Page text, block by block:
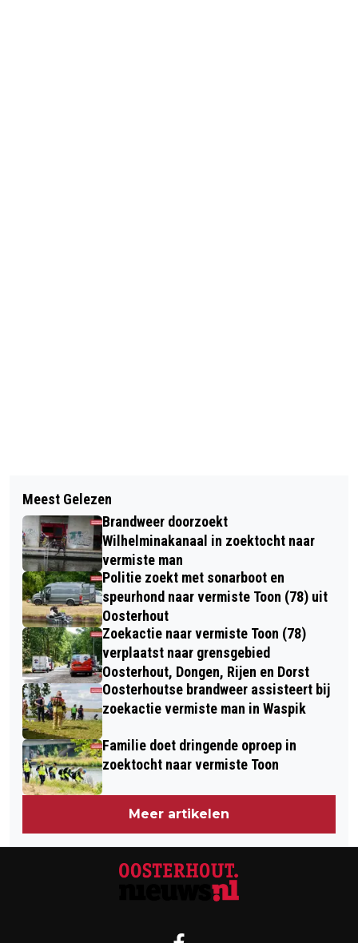
JONGEREN OOK NU HARDST GERAAKT
DOOR PREMIESTIJGING
AUTOVERZEKERING
VEEL REACTIES OP SOCIAL MEDIA NA
OVERLIJDEN GELIEFDE PASTOOR
Meest Gelezen
Brandweer doorzoekt
Wilhelminakanaal in zoektocht naar
vermiste man
Politie zoekt met sonarboot en
speurhond naar vermiste Toon (78) uit
Oosterhout
Zoekactie naar vermiste Toon (78)
verplaatst naar grensgebied
Oosterhout, Dongen, Rijen en Dorst
Oosterhoutse brandweer assisteert bij
zoekactie vermiste man in Waspik
Familie doet dringende oproep in
zoektocht naar vermiste Toon
Meer artikelen